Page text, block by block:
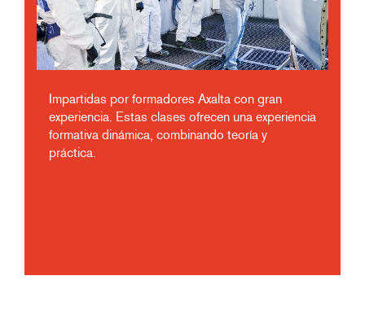
Impartidas por formadores Axalta con gran
experiencia. Estas clases ofrecen una experiencia
formativa dinámica, combinando teoría y
práctica.